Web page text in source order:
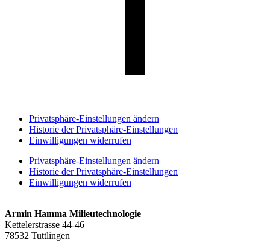
Privatsphäre-Einstellungen ändern
Historie der Privatsphäre-Einstellungen
Einwilligungen widerrufen
Privatsphäre-Einstellungen ändern
Historie der Privatsphäre-Einstellungen
Einwilligungen widerrufen
Armin Hamma Milieutechnologie
Kettelerstrasse 44-46
78532 Tuttlingen